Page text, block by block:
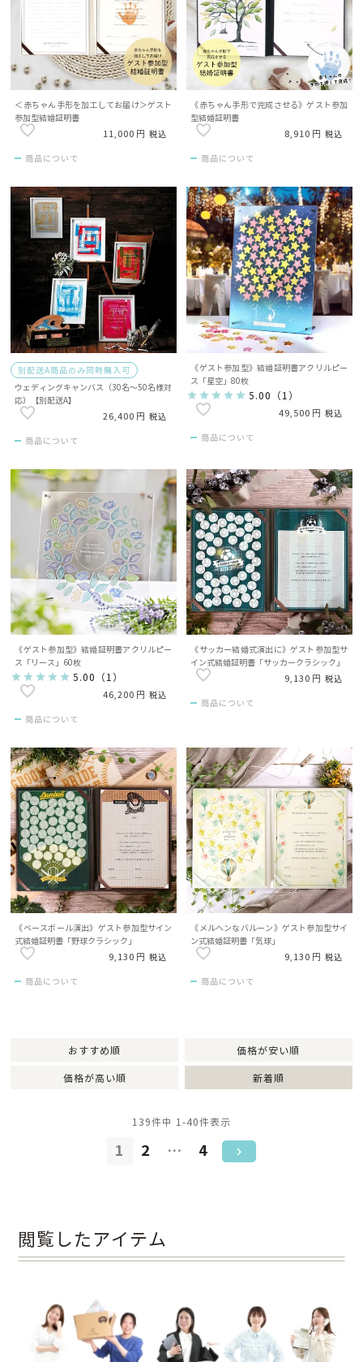
＜赤ちゃん手形を加工してお届け＞ゲスト
参加型結婚証明書
11,000 税込
商品について
《赤ちゃん手形で完成させる》ゲスト参加
型結婚証明書
8,910 税込
商品について
別配送A商品のみ同時購入可
ウェディングキャンバス（30名～50名様対
応）【別配送A】
26,400 税込
商品について
《ゲスト参加型》結婚証明書アクリルピー
ス「星空」80枚
5.00 （ 1 ）
49,500 税込
商品について
《ゲスト参加型》結婚証明書アクリルピー
ス「リース」60枚
5.00 （ 1 ）
46,200 税込
商品について
《サッカー結婚式演出に》ゲスト参加型サ
イン式結婚証明書「サッカークラシック」
9,130 税込
商品について
《ベースボール演出》ゲスト参加型サイン
式結婚証明書「野球クラシック」
9,130 税込
商品について
《メルヘンなバルーン》ゲスト参加型サイ
ン式結婚証明書「気球」
9,130 税込
商品について
おすすめ順 価格が安い順
価格が高い順 新着順
139件中 1-40件表示
1 2 … 4
閲覧したアイテム